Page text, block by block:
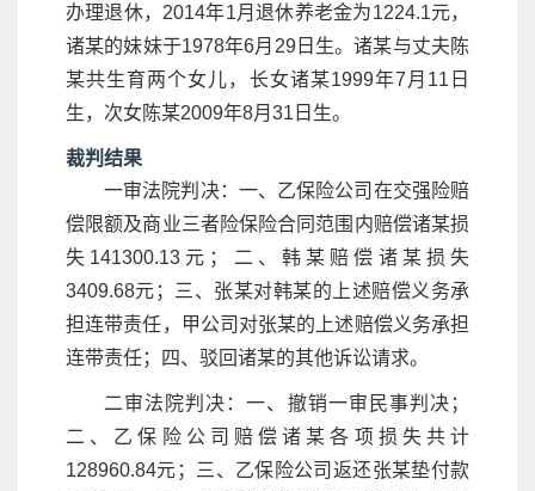
办理退休，2014年1月退休养老金为1224.1元，
诸某的妹妹于1978年6月29日生。诸某与丈夫陈
某共生育两个女儿，长女诸某1999年7月11日
生，次女陈某2009年8月31日生。
裁判结果
一审法院判决：一、乙保险公司在交强险赔
偿限额及商业三者险保险合同范围内赔偿诸某损
失141300.13元；二、韩某赔偿诸某损失
3409.68元；三、张某对韩某的上述赔偿义务承
担连带责任，甲公司对张某的上述赔偿义务承担
连带责任；四、驳回诸某的其他诉讼请求。
二审法院判决：一、撤销一审民事判决；
二、乙保险公司赔偿诸某各项损失共计
128960.84元；三、乙保险公司返还张某垫付款